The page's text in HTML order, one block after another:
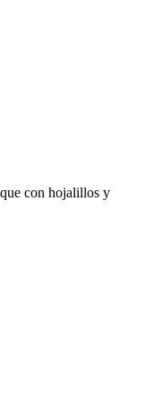
con hojalillos y